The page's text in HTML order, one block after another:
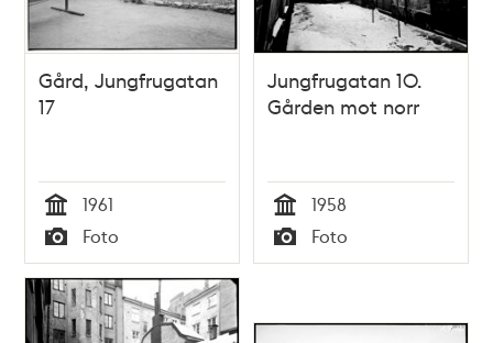
Gård, Jungfrugatan
17
Tid
1961
Typ
Foto
Jungfrugatan 10.
Gården mot norr
Tid
1958
Typ
Foto